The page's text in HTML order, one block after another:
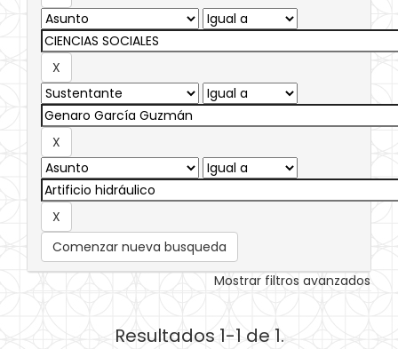
Comenzar nueva busqueda
Mostrar filtros avanzados
Resultados 1-1 de 1.